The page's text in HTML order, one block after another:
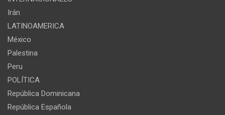
Irán
LATINOAMERICA
México
Palestina
Peru
POLÍTICA
República Dominicana
República Española